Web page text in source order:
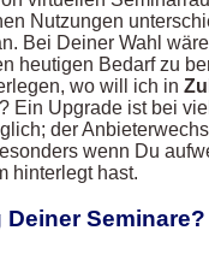
Nutzungen
Bei Deiner Wahl
heutigen Bedarf zu
wo will ich in
Ein Upgrade ist bei
der
wenn Du
hinterlegt hast.
Seminare?